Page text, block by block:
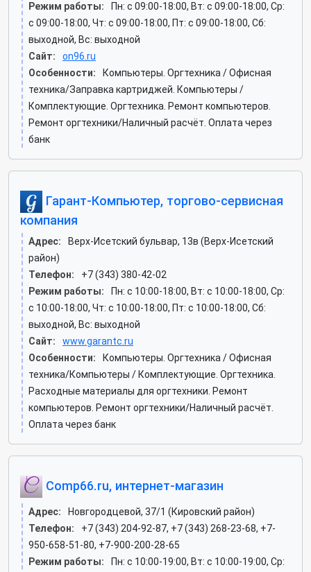
Режим работы:
Пн: c 09:00-18:00, Вт: c 09:00-18:00, Ср:
c 09:00-18:00, Чт: c 09:00-18:00, Пт: c 09:00-18:00, Сб:
выходной, Вс: выходной
Сайт:
on96.ru
Особенности:
Компьютеры. Оргтехника / Офисная
техника/Заправка картриджей. Компьютеры /
Комплектующие. Оргтехника. Ремонт компьютеров.
Ремонт оргтехники/Наличный расчёт. Оплата через
банк
Гарант-Компьютер, торгово-сервисная
компания
Адрес:
Верх-Исетский бульвар, 13в (Верх-Исетский
район)
Телефон:
+7 (343) 380-42-02
Режим работы:
Пн: c 10:00-18:00, Вт: c 10:00-18:00, Ср:
c 10:00-18:00, Чт: c 10:00-18:00, Пт: c 10:00-18:00, Сб:
выходной, Вс: выходной
Сайт:
www.garantc.ru
Особенности:
Компьютеры. Оргтехника / Офисная
техника/Компьютеры / Комплектующие. Оргтехника.
Расходные материалы для оргтехники. Ремонт
компьютеров. Ремонт оргтехники/Наличный расчёт.
Оплата через банк
Comp66.ru, интернет-магазин
Адрес:
Новгородцевой, 37/1 (Кировский район)
Телефон:
+7 (343) 204-92-87, +7 (343) 268-23-68, +7-
950-658-51-80, +7-900-200-28-65
Режим работы:
Пн: c 10:00-19:00, Вт: c 10:00-19:00, Ср: